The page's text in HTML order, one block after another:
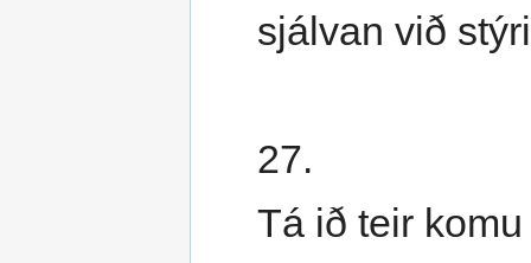
sjálvan við
27.
Tá ið teir